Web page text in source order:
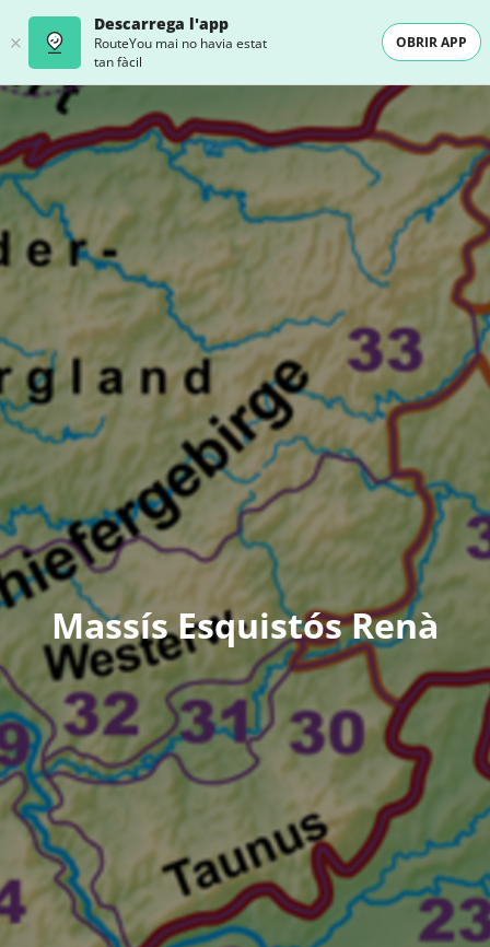
Descarrega l'app
RouteYou mai no havia estat
tan fàcil
OBRIR APP
Massís Esquistós Renà